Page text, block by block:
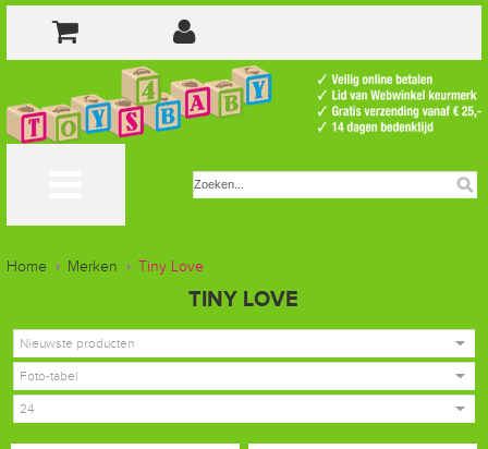
Home Merken Tiny Love
TINY LOVE
Nieuwste producten
Foto-tabel
24